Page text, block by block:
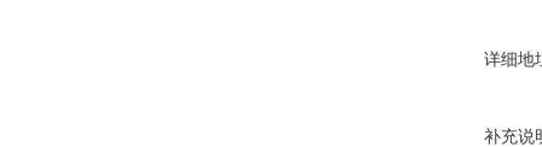
详细地
补充说